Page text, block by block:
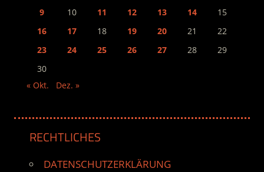
9
10 11 12 13 14
15
16
17 18 19 20 21
22
23
24 25 26 27 28
29
30
« Okt.
Dez. »
RECHTLICHES
DATENSCHUTZERKLÄRUNG